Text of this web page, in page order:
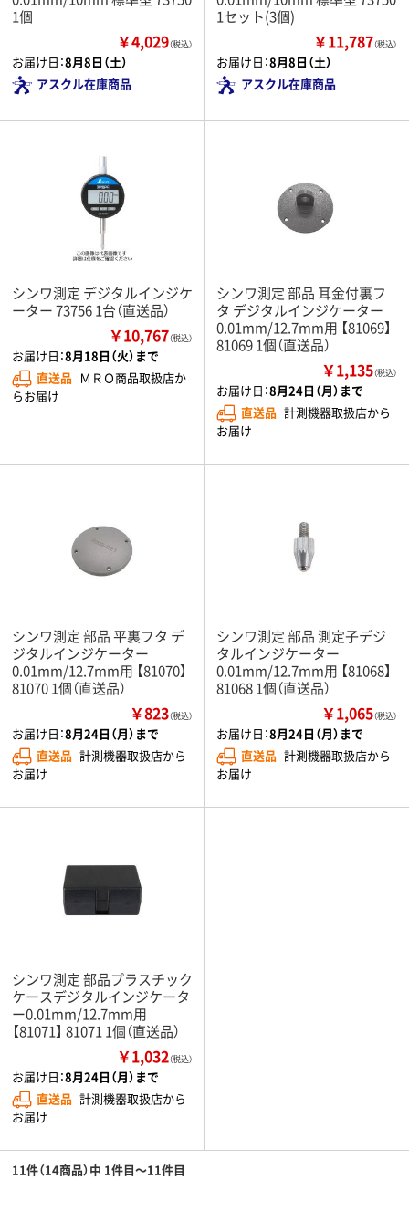
1個
￥4,029（税込）
お届け日：8月8日（土）
アスクル在庫商品
1セット(3個)
￥11,787（税込）
お届け日：8月8日（土）
アスクル在庫商品
シンワ測定 デジタルインジケ
ーター 73756 1台（直送品）
￥10,767（税込）
お届け日：8月18日（火）まで
直送品 ＭＲＯ商品取扱店か
らお届け
シンワ測定 部品 耳金付裏フ
タ デジタルインジケーター
0.01mm/12.7mm用 【81069】
81069 1個（直送品）
￥1,135（税込）
お届け日：8月24日（月）まで
直送品 計測機器取扱店から
お届け
シンワ測定 部品 平裏フタ デ
ジタルインジケーター
0.01mm/12.7mm用 【81070】
81070 1個（直送品）
￥823（税込）
お届け日：8月24日（月）まで
直送品 計測機器取扱店から
お届け
シンワ測定 部品 測定子デジ
タルインジケーター
0.01mm/12.7mm用 【81068】
81068 1個（直送品）
￥1,065（税込）
お届け日：8月24日（月）まで
直送品 計測機器取扱店から
お届け
シンワ測定 部品プラスチック
ケースデジタルインジケータ
ー0.01mm/12.7mm用
【81071】 81071 1個（直送品）
￥1,032（税込）
お届け日：8月24日（月）まで
直送品 計測機器取扱店から
お届け
11件（14商品）中 1件目～11件目